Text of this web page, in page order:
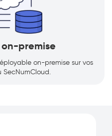
on-premise
on-premise sur vos
SecNumCloud.